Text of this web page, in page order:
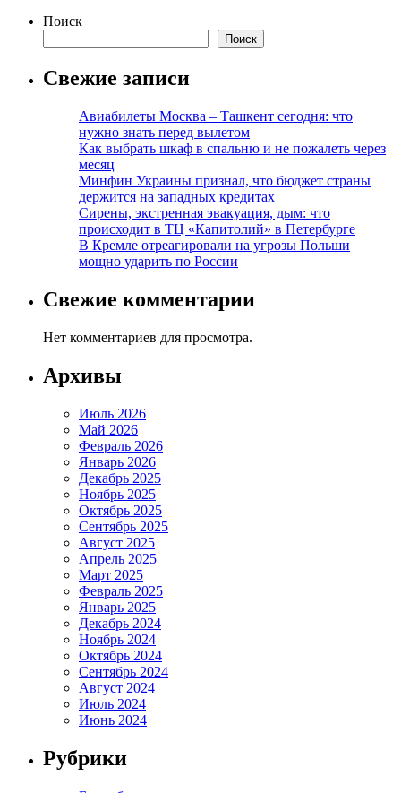
Поиск
Поиск
Свежие записи
Авиабилеты Москва – Ташкент сегодня: что
нужно знать перед вылетом
Как выбрать шкаф в спальню и не пожалеть через
месяц
Минфин Украины признал, что бюджет страны
держится на западных кредитах
Сирены, экстренная эвакуация, дым: что
происходит в ТЦ «Капитолий» в Петербурге
В Кремле отреагировали на угрозы Польши
мощно ударить по России
Свежие комментарии
Нет комментариев для просмотра.
Архивы
Июль 2026
Май 2026
Февраль 2026
Январь 2026
Декабрь 2025
Ноябрь 2025
Октябрь 2025
Сентябрь 2025
Август 2025
Апрель 2025
Март 2025
Февраль 2025
Январь 2025
Декабрь 2024
Ноябрь 2024
Октябрь 2024
Сентябрь 2024
Август 2024
Июль 2024
Июнь 2024
Рубрики